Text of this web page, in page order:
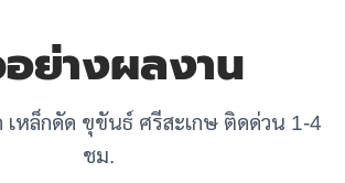
ย่างผลงาน
เหล็กดัด ขุขันธ์ ศรีสะเกษ ติดด่วน 1-4
ชม.